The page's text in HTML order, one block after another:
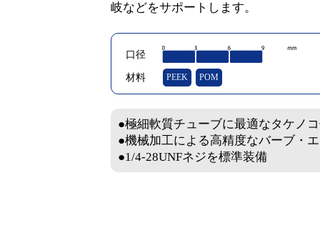
岐などをサポートします。
口径
材料 PEEK POM
●極細軟質チューブに最適なタケノ
●機械加工による高精度なバーブ・
●1/4-28UNFネジを標準装備